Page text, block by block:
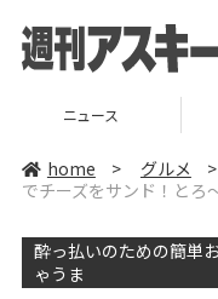
ニュース
home > グルメ >
でチーズをサンド！とろ
酔っ払いのための簡単
ゃうま